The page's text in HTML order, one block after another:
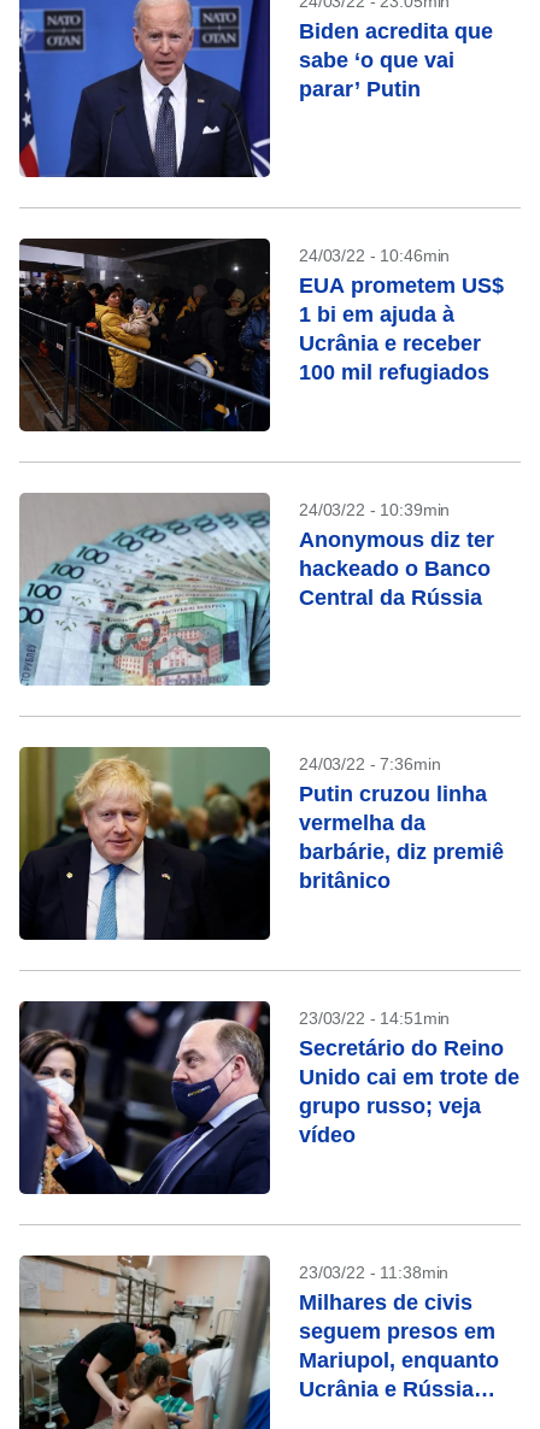
Biden acredita que
sabe ‘o que vai
parar’ Putin
24/03/22 - 10:46min
EUA prometem US$
1 bi em ajuda à
Ucrânia e receber
100 mil refugiados
24/03/22 - 10:39min
Anonymous diz ter
hackeado o Banco
Central da Rússia
24/03/22 - 7:36min
Putin cruzou linha
vermelha da
barbárie, diz premiê
britânico
23/03/22 - 14:51min
Secretário do Reino
Unido cai em trote de
grupo russo; veja
vídeo
23/03/22 - 11:38min
Milhares de civis
seguem presos em
Mariupol, enquanto
Ucrânia e Rússia